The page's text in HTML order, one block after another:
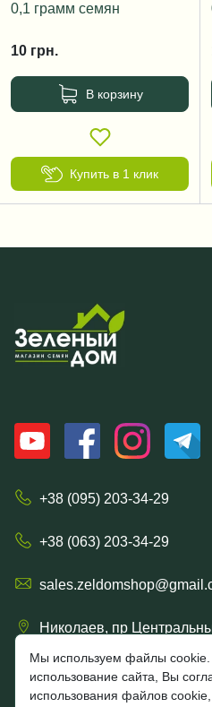
0,1 грамм семян
10 грн.
В корзину
Купить в 1 клик
+38 (095) 203-34-29
+38 (063) 203-34-29
Николаев, пр
Мы используем файлы
использование сайта, Вы
использования файлов